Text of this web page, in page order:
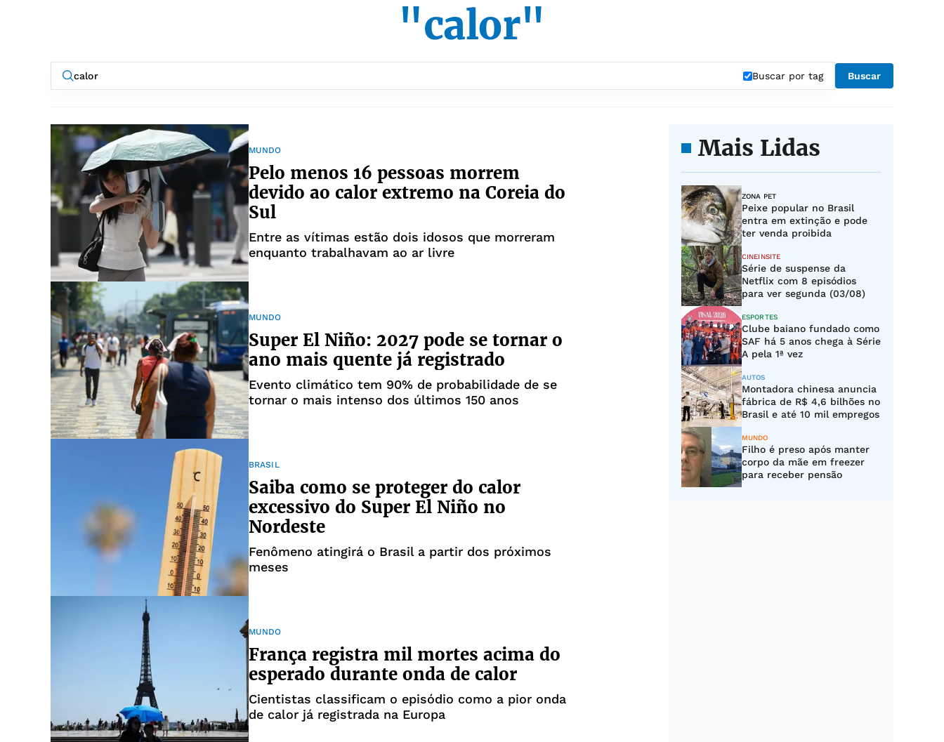
"calor"
Buscar por tag Buscar
MUNDO
Pelo menos 16 pessoas morrem
devido ao calor extremo na Coreia do
Sul
Entre as vítimas estão dois idosos que morreram
enquanto trabalhavam ao ar livre
MUNDO
Super El Niño: 2027 pode se tornar o
ano mais quente já registrado
Evento climático tem 90% de probabilidade de se
tornar o mais intenso dos últimos 150 anos
BRASIL
Saiba como se proteger do calor
excessivo do Super El Niño no
Nordeste
Fenômeno atingirá o Brasil a partir dos próximos
meses
MUNDO
França registra mil mortes acima do
esperado durante onda de calor
Cientistas classificam o episódio como a pior onda
de calor já registrada na Europa
Mais Lidas
ZONA PET
Peixe popular no Brasil
entra em extinção e pode
ter venda proibida
CINEINSITE
Série de suspense da
Netflix com 8 episódios
para ver segunda (03/08)
ESPORTES
Clube baiano fundado como
SAF há 5 anos chega à Série
A pela 1ª vez
AUTOS
Montadora chinesa anuncia
fábrica de R$ 4,6 bilhões no
Brasil e até 10 mil empregos
MUNDO
Filho é preso após manter
corpo da mãe em freezer
para receber pensão